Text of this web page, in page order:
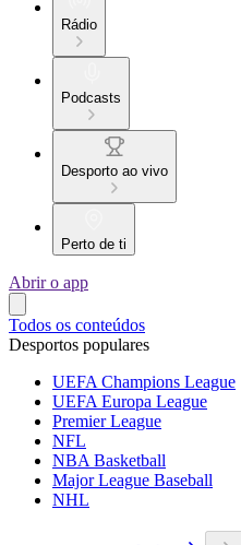
Rádio
Podcasts
Desporto ao vivo
Perto de ti
Abrir o app
Todos os conteúdos
Desportos populares
UEFA Champions League
UEFA Europa League
Premier League
NFL
NBA Basketball
Major League Baseball
NHL